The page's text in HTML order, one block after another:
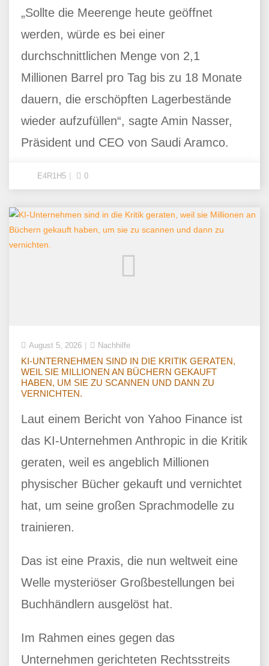
„Sollte die Meerenge heute geöffnet
werden, würde es bei einer
durchschnittlichen Menge von 2,1
Millionen Barrel pro Tag bis zu 18 Monate
dauern, die erschöpften Lagerbestände
wieder aufzufüllen“, sagte Amin Nasser,
Präsident und CEO von Saudi Aramco.
E4R1H5 0
August 5, 2026 Nachhilfe
KI-UNTERNEHMEN SIND IN DIE KRITIK GERATEN,
WEIL SIE MILLIONEN AN BÜCHERN GEKAUFT
HABEN, UM SIE ZU SCANNEN UND DANN ZU
VERNICHTEN.
Laut einem Bericht von Yahoo Finance ist
das KI-Unternehmen Anthropic in die Kritik
geraten, weil es angeblich Millionen
physischer Bücher gekauft und vernichtet
hat, um seine großen Sprachmodelle zu
trainieren.
Das ist eine Praxis, die nun weltweit eine
Welle mysteriöser Großbestellungen bei
Buchhändlern ausgelöst hat.
Im Rahmen eines gegen das
Unternehmen gerichteten Rechtsstreits